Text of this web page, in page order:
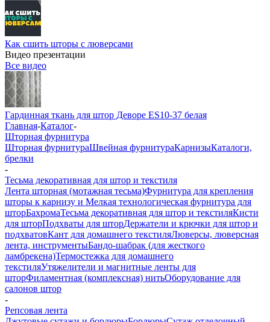
Как сшить шторы с люверсами
Видео презентации
Все видео
Гардинная ткань для штор Деворе ES10-37 белая
Главная-Каталог-
Шторная фурнитура
Шторная фурнитураШвейная фурнитураКарнизыКаталоги,
брелки
-
Тесьма декоративная для штор и текстиля
Лента шторная (мотажная тесьма)Фурнитура для крепления
шторы к карнизу и Мелкая технологическая фурнитура для
шторБахромаТесьма декоративная для штор и текстиляКисти
для шторПодхваты для шторДержатели и крючки для штор и
подхватовКант для домашнего текстиляЛюверсы, люверсная
лента, инструментыБандо-шабрак (для жесткого
ламбрекена)Термостежка для домашнего
текстиляУтяжелители и магнитные ленты для
шторФиламентная (комплексная) нитьОборудование для
салонов штор
-
Репсовая лента